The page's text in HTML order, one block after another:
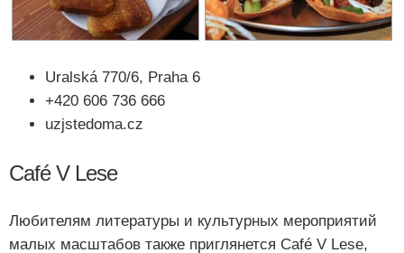
Uralská 770/6, Praha 6
+420 606 736 666
uzjstedoma.cz
Café V Lese
Любителям литературы и культурных мероприятий
малых масштабов также приглянется Café V Lese,